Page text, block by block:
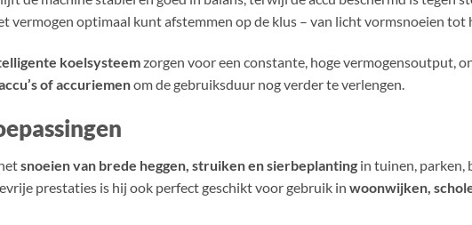
vermogen optimaal kunt afstemmen op de klus – van licht vormsnoeien
koelsysteemzorgen voor een constante, hoge vermogensoutput,
of accuriemenom de gebruiksduur nog verder te verlengen.
snoeien van brede heggen, struiken en sierbeplanting in tuinen, parken,
prestaties is hij ook perfect geschikt voor gebruik in woonwijken,